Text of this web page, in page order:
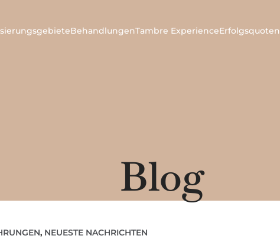
BehandlungenTambre ExperienceErfolgsquoten
Blog
, NEUESTE NACHRICHTEN